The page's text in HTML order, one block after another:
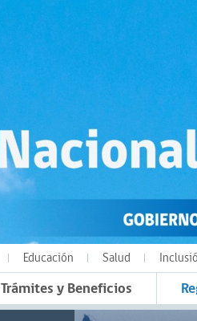
Educación Salud
Trámites y Beneficios